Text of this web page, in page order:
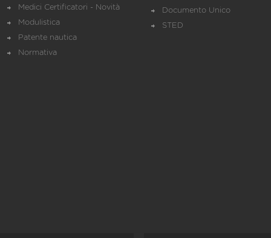
Medici Certificatori - Novità
Modulistica
Patente nautica
Normativa
Documento Unico
STED